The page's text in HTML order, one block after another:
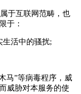
于互联网范畴，也
于：
生活中的骚扰;
马”等病毒程序，威
威胁对本服务的使